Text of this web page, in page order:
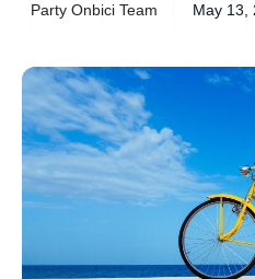
Party Onbici Team
May 13,